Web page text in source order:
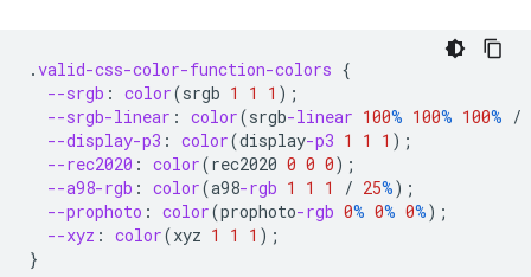
.valid-css-color-function-colors {
--srgb : color(srgb 1 1 1 );
--srgb-linear : color(srgb-linear 100% 100% 100% /
--display-p3 : color(display-p3 1 1 1 );
--rec2020 : color(rec2020 0 0 0);
--a98-rgb : color(a98-rgb 1 1 1 / 25%);
--prophoto : color(prophoto-rgb 0% 0% 0%);
--xyz : color(xyz 1 1 1 );
}